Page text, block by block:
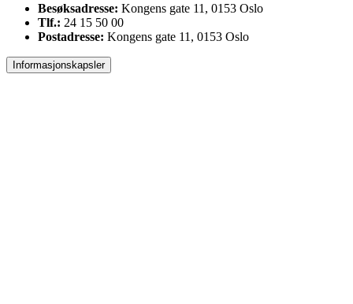
Besøksadresse: Kongens gate 11, 0153 Oslo
Tlf.: 24 15 50 00
Postadresse: Kongens gate 11, 0153 Oslo
Informasjonskapsler